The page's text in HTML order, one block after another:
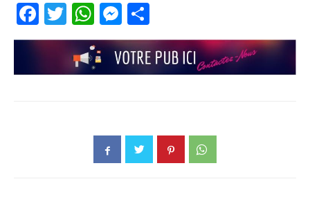
Facebook
TwitterWhatsApp
Messenger